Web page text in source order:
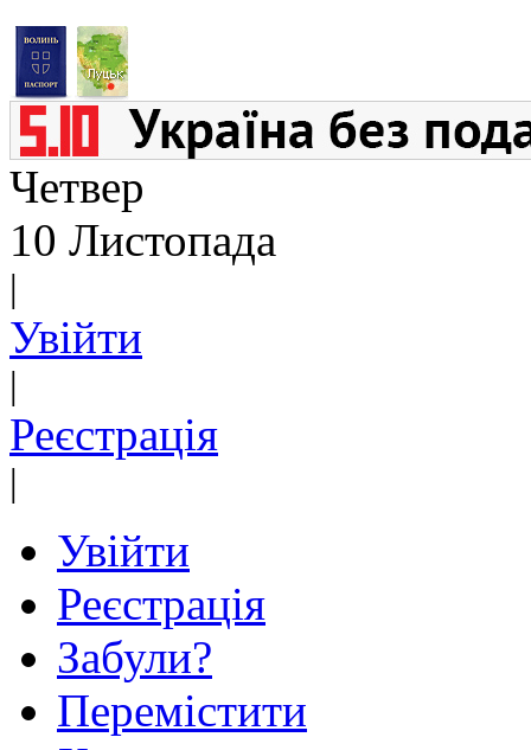
Четвер
10 Листопада
|
Увійти
|
Реєстрація
|
Увійти
Реєстрація
Забули?
Перемістити